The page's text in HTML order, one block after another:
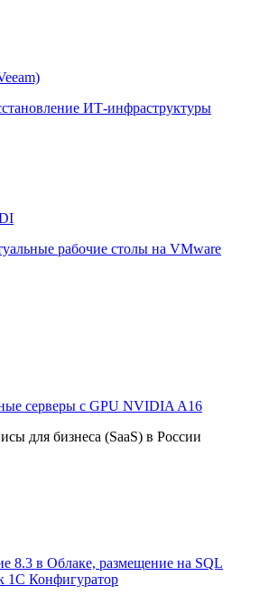
ИТ-инфраструктуры
рабочие столы на VMware
серверы с GPU NVIDIA A16
для бизнеса (SaaS) в России
8.3 в Облаке, размещение на SQL
1С Конфигуратор